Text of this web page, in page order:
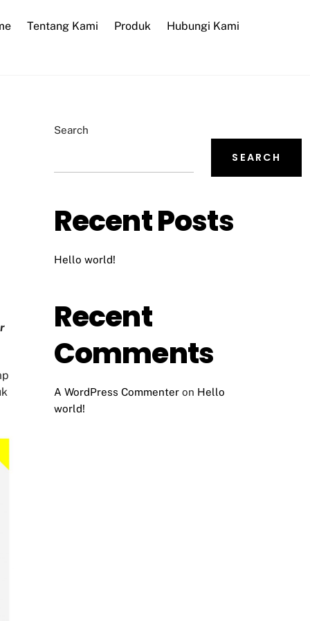
Tentang Kami Produk Hubungi Kami
Search
SEARCH
Recent Posts
Hello world!
Recent
Comments
A WordPress Commenteron Hello
world!